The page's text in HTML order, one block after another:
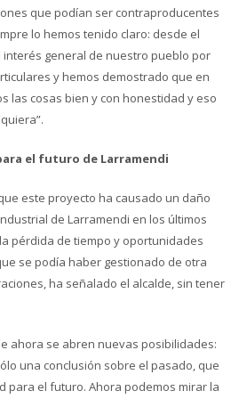
que podían ser contraproducentes
lo hemos tenido claro: desde el
general de nuestro pueblo por
y hemos demostrado que en
las cosas bien y con honestidad y eso
el futuro de Larramendi
este proyecto ha causado un daño
de Larramendi en los últimos
pérdida de tiempo y oportunidades
se podía haber gestionado de otra
ha señalado el alcalde, sin tener
ahora se abren nuevas posibilidades:
una conclusión sobre el pasado, que
para el futuro. Ahora podemos mirar la